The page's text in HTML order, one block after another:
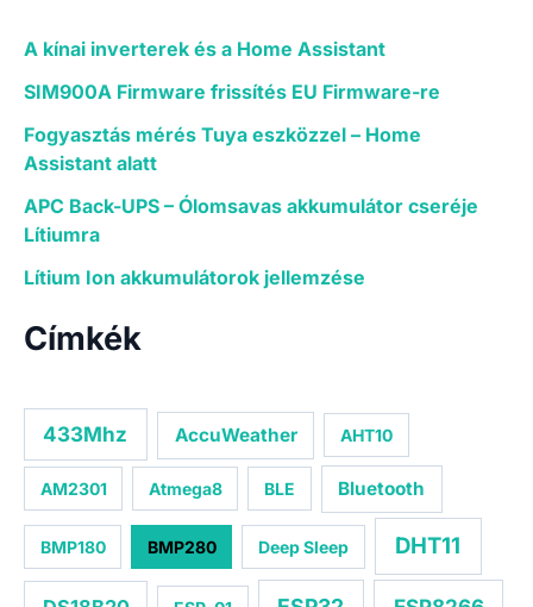
A kínai inverterek és a Home Assistant
SIM900A Firmware frissítés EU Firmware-re
Fogyasztás mérés Tuya eszközzel – Home
Assistant alatt
APC Back-UPS – Ólomsavas akkumulátor cseréje
Lítiumra
Lítium Ion akkumulátorok jellemzése
Címkék
433Mhz AccuWeather AHT10
AM2301 Atmega8 BLE Bluetooth
BMP180 BMP280 Deep Sleep DHT11